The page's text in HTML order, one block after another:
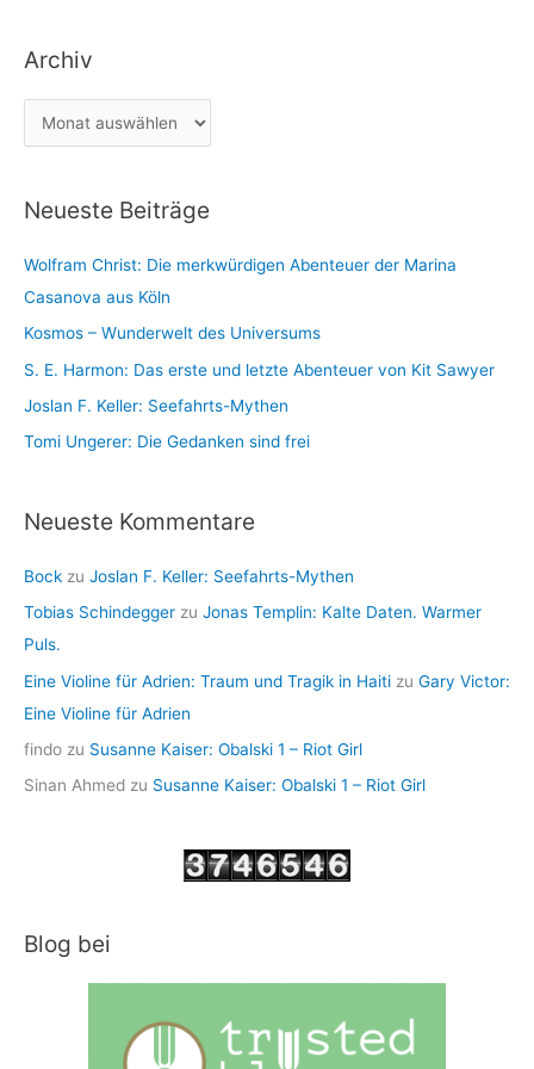
c
h
e
e
Archiv
r
h
v
Neueste Beiträge
Wolfram Christ: Die merkwürdigen Abenteuer der Marina
Casanova aus Köln
Kosmos – Wunderwelt des Universums
S. E. Harmon: Das erste und letzte Abenteuer von Kit Sawyer
Joslan F. Keller: Seefahrts-Mythen
Tomi Ungerer: Die Gedanken sind frei
Neueste Kommentare
Bock zu Joslan F. Keller: Seefahrts-Mythen
Tobias Schindegger zu Jonas Templin: Kalte Daten. Warmer
Puls.
Eine Violine für Adrien: Traum und Tragik in Haiti zu Gary Victor:
Eine Violine für Adrien
findo zu Susanne Kaiser: Obalski 1 – Riot Girl
Sinan Ahmed zu Susanne Kaiser: Obalski 1 – Riot Girl
Blog bei